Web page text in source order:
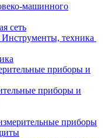
машинного
сеть
Инструменты, техника
приборы и
приборы